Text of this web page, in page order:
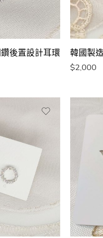
後置設計耳環 韓國製
$2,000